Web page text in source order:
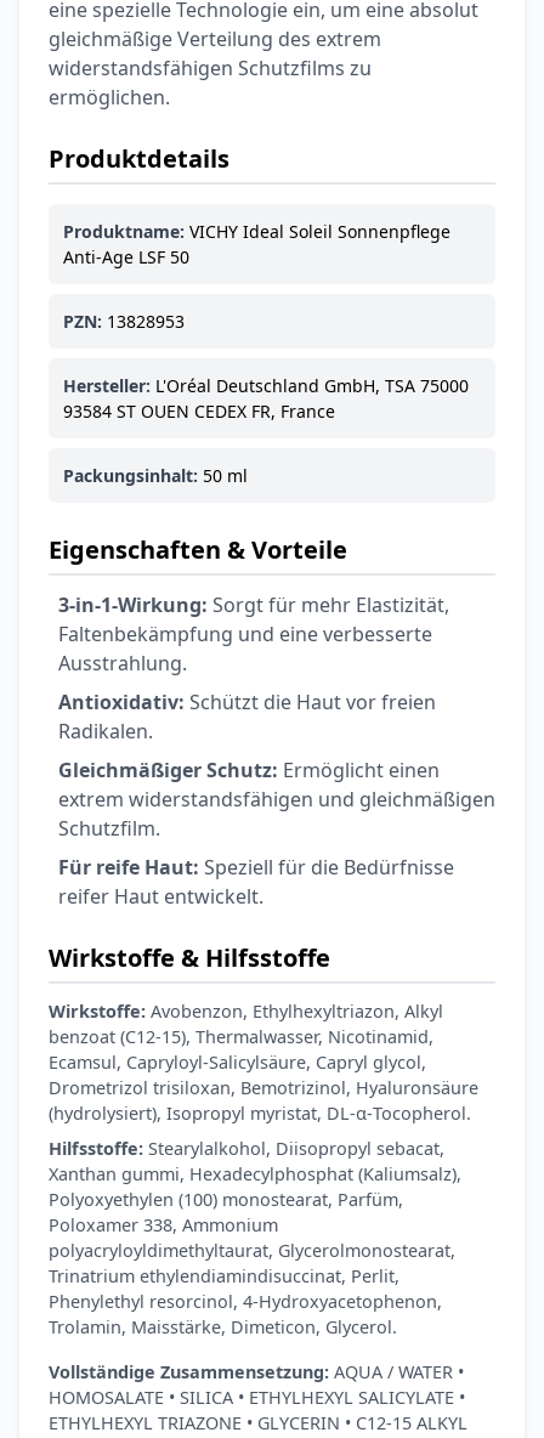
&
Gesundheit
Haushalt
Familie
Products
ARZNEIMITTEL & GESUNDHEIT
Durex Gefühlsecht
14,92 € 16,40 € -9%
ARZNEIMITTEL & GESUNDHEIT
Gleitgel
BEAUTY & PFLEGE
La Roche-Posay
Light AP+M
17,31 € 19,90 €
Pflegecreme für
die ganze Familie
5,91 € 6,35 € -7%
BEAUTY & PFLEGE
Linola Forte
Shampoo für
juckende, trockene
oder zu
neigende Kopfhaut
12,28 € 16,37 € -25%
ARZNEIMITTEL & GESUNDHEIT
Vagisan Milchsäure
– Zäpfchen zur
pH-Wert-
Stabilisierung
12,89 € 17,47 € -26%
OHROPAX® Classic
Ohrstöpsel
ARZNEIMITTEL & GESUNDHEIT
Softa Swabs
Alkoholtupfer,
100 Stück
3,75 € 4,29 € -13%
ARZNEIMITTEL & GESUNDHEIT
Lefax® extra
Kautabletten
7,69 € 8,09 € -5%
ARZNEIMITTEL & GESUNDHEIT
Hametum
Hämorrhoidensalbe:
Bei Hämorrhoiden
& Juckreiz
12,04 € 12,95 € -7%
eine spezielle Technologie ein, um eine absolut
gleichmäßige Verteilung des extrem
widerstandsfähigen Schutzfilms zu
ermöglichen.
Produktdetails
Produktname: VICHY Ideal Soleil Sonnenpflege
Anti-Age LSF 50
PZN: 13828953
Hersteller: L'Oréal Deutschland GmbH, TSA 75000
93584 ST OUEN CEDEX FR, France
Packungsinhalt: 50 ml
Eigenschaften & Vorteile
3-in-1-Wirkung: Sorgt für mehr Elastizität,
Faltenbekämpfung und eine verbesserte
Ausstrahlung.
Antioxidativ: Schützt die Haut vor freien
Radikalen.
Gleichmäßiger Schutz: Ermöglicht einen
extrem widerstandsfähigen und gleichmäßigen
Schutzfilm.
Für reife Haut: Speziell für die Bedürfnisse
reifer Haut entwickelt.
Wirkstoffe & Hilfsstoffe
Wirkstoffe: Avobenzon, Ethylhexyltriazon, Alkyl
benzoat (C12-15), Thermalwasser, Nicotinamid,
Ecamsul, Capryloyl-Salicylsäure, Capryl glycol,
Drometrizol trisiloxan, Bemotrizinol, Hyaluronsäure
(hydrolysiert), Isopropyl myristat, DL-α-Tocopherol.
Hilfsstoffe: Stearylalkohol, Diisopropyl sebacat,
Xanthan gummi, Hexadecylphosphat (Kaliumsalz),
Polyoxyethylen (100) monostearat, Parfüm,
Poloxamer 338, Ammonium
polyacryloyldimethyltaurat, Glycerolmonostearat,
Trinatrium ethylendiamindisuccinat, Perlit,
Phenylethyl resorcinol, 4-Hydroxyacetophenon,
Trolamin, Maisstärke, Dimeticon, Glycerol.
Vollständige Zusammensetzung: AQUA / WATER •
HOMOSALATE • SILICA • ETHYLHEXYL SALICYLATE •
ETHYLHEXYL TRIAZONE • GLYCERIN • C12-15 ALKYL